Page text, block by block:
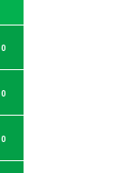
0
0
0